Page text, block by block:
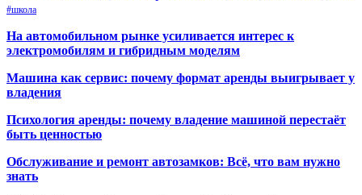
#школа
На автомобильном рынке усиливается интерес к
электромобилям и гибридным моделям
Машина как сервис: почему формат аренды выигрывает у
владения
Психология аренды: почему владение машиной перестаёт
быть ценностью
Обслуживание и ремонт автозамков: Всё, что вам нужно
знать